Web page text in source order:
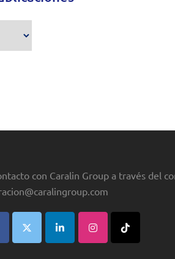
con Caralin Group a través del